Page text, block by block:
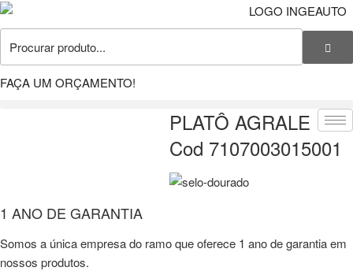
FAÇA UM ORÇAMENTO!
PLATÔ AGRALE
Cod 7107003015001
1 ANO DE GARANTIA
Somos a única empresa do ramo que oferece 1 ano de garantia em
nossos produtos.